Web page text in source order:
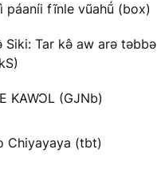
páaníi fĩnle vũahṹ (box)
Siki: Tar kə̂ aw arə təbbə
KAWƆL (GJNb)
Chiyayaya (tbt)